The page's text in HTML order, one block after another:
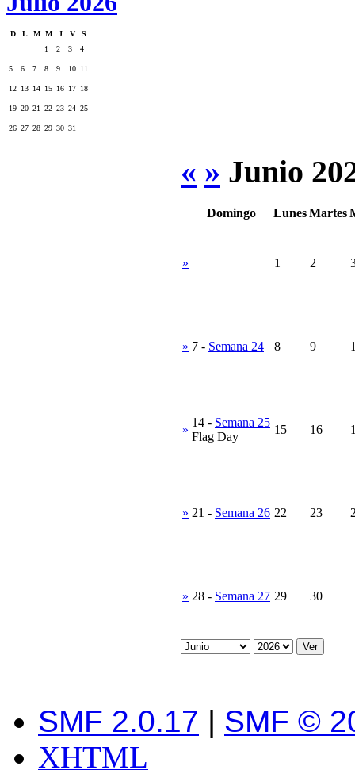
D L M M J V
S
1
2 3 4
5 6 7 8 9 10 11
12 13 14 15 16 17 18
19 20 21 22 23 24 25
26 27 28 29 30 31
« » Junio
Domingo LunesMartes
» 1 2
» 7 - Semana 24 8 9
»
14 - Semana 25
Flag Day
15 16
» 21 - Semana 26 22 23
» 28 - Semana 27 29 30
SMF 2.0.17 | SMF ©
XHTML